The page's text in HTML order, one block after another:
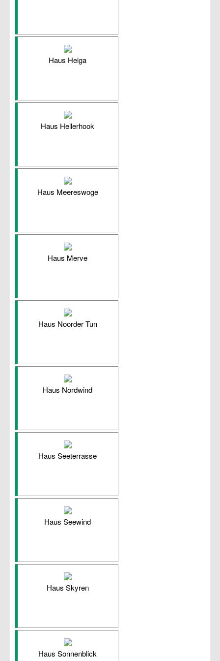
Haus Helga
Haus Hellerhook
Haus Meereswoge
Haus Merve
Haus Noorder Tun
Haus Nordwind
Haus Seeterrasse
Haus Seewind
Haus Skyren
Haus Sonnenblick